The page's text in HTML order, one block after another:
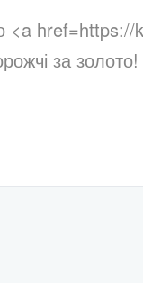
href=https://
за золото!